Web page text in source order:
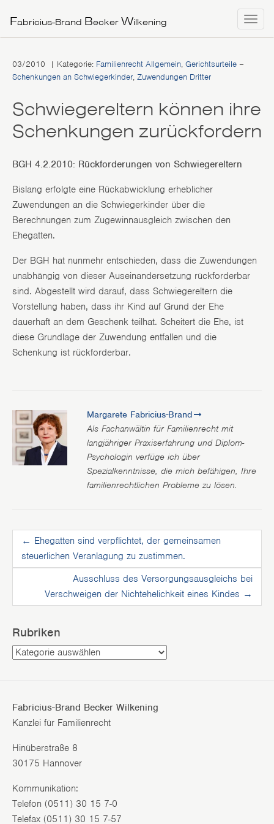
T
o
n
a
Fabricius-Brand Becker Wilkening
03/2010 | Kategorie: Familienrecht Allgemein, Gerichtsurteile –
Schenkungen an Schwiegerkinder, Zuwendungen Dritter
Schwiegereltern können ihre
Schenkungen zurückfordern
BGH 4.2.2010: Rückforderungen von Schwiegereltern
Bislang erfolgte eine Rückabwicklung erheblicher
Zuwendungen an die Schwiegerkinder über die
Berechnungen zum Zugewinnausgleich zwischen den
Ehegatten.
Der BGH hat nunmehr entschieden, dass die Zuwendungen
unabhängig von dieser Auseinandersetzung rückforderbar
sind. Abgestellt wird darauf, dass Schwiegereltern die
Vorstellung haben, dass ihr Kind auf Grund der Ehe
dauerhaft an dem Geschenk teilhat. Scheitert die Ehe, ist
diese Grundlage der Zuwendung entfallen und die
Schenkung ist rückforderbar.
Margarete Fabricius-Brand
Als Fachanwältin für Familienrecht mit
langjähriger Praxiserfahrung und Diplom-
Psychologin verfüge ich über
Spezialkenntnisse, die mich befähigen, Ihre
familienrechtlichen Probleme zu lösen.
Post navigation
← Ehegatten sind verpflichtet, der gemeinsamen
steuerlichen Veranlagung zu zustimmen.
Ausschluss des Versorgungsausgleichs bei
Verschweigen der Nichtehelichkeit eines Kindes →
Rubriken
Rubriken
Fabricius-Brand Becker Wilkening
Kanzlei für Familienrecht
Hinüberstraße 8
30175 Hannover
Kommunikation:
Telefon (0511) 30 15 7-0
Telefax (0511) 30 15 7-57